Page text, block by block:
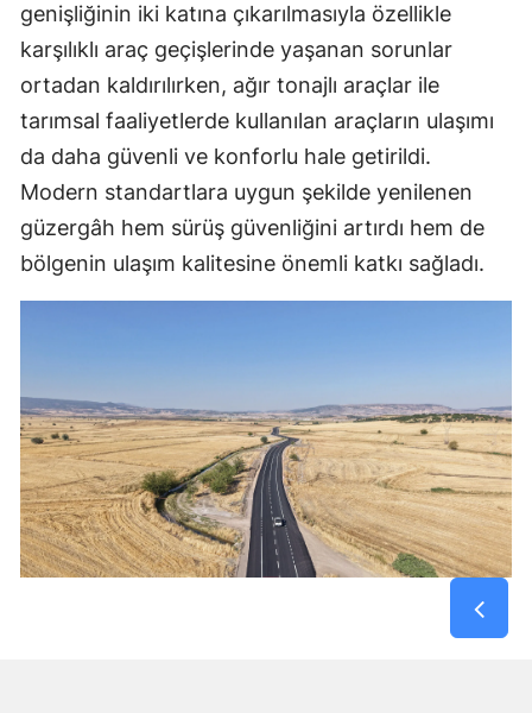
genişliğinin iki katına çıkarılmasıyla özellikle
karşılıklı araç geçişlerinde yaşanan sorunlar
ortadan kaldırılırken, ağır tonajlı araçlar ile
tarımsal faaliyetlerde kullanılan araçların ulaşımı
da daha güvenli ve konforlu hale getirildi.
Modern standartlara uygun şekilde yenilenen
güzergâh hem sürüş güvenliğini artırdı hem de
bölgenin ulaşım kalitesine önemli katkı sağladı.